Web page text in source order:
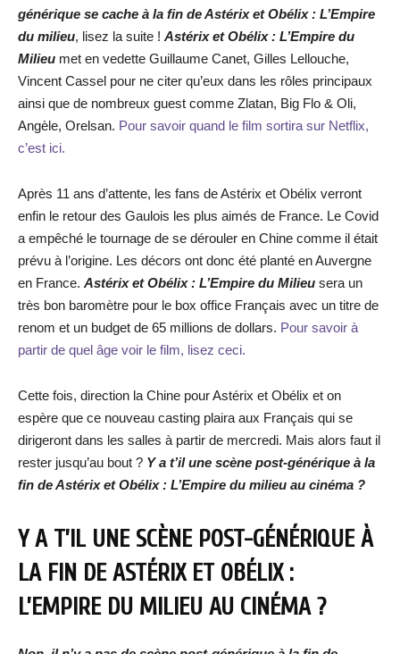
générique se cache à la fin de Astérix et Obélix : L’Empire
du milieu, lisez la suite ! Astérix et Obélix : L’Empire du
Milieu met en vedette Guillaume Canet, Gilles Lellouche,
Vincent Cassel pour ne citer qu’eux dans les rôles principaux
ainsi que de nombreux guest comme Zlatan, Big Flo & Oli,
Angèle, Orelsan. Pour savoir quand le film sortira sur Netflix,
c’est ici.
Après 11 ans d’attente, les fans de Astérix et Obélix verront
enfin le retour des Gaulois les plus aimés de France. Le Covid
a empêché le tournage de se dérouler en Chine comme il était
prévu à l’origine. Les décors ont donc été planté en Auvergne
en France. Astérix et Obélix : L’Empire du Milieu sera un
très bon baromètre pour le box office Français avec un titre de
renom et un budget de 65 millions de dollars. Pour savoir à
partir de quel âge voir le film, lisez ceci.
Cette fois, direction la Chine pour Astérix et Obélix et on
espère que ce nouveau casting plaira aux Français qui se
dirigeront dans les salles à partir de mercredi. Mais alors faut il
rester jusqu’au bout ? Y a t’il une scène post-générique à la
fin de Astérix et Obélix : L’Empire du milieu au cinéma ?
Y A T’IL UNE SCÈNE POST-GÉNÉRIQUE À
LA FIN DE ASTÉRIX ET OBÉLIX :
L’EMPIRE DU MILIEU AU CINÉMA ?